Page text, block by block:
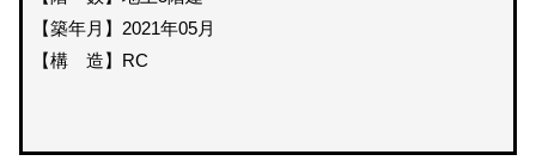
【築年月】2021年05月
【構 造】RC